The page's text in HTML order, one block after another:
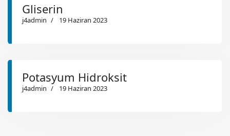
Gliserin
j4admin 19 Haziran 2023
Potasyum Hidroksit
j4admin 19 Haziran 2023